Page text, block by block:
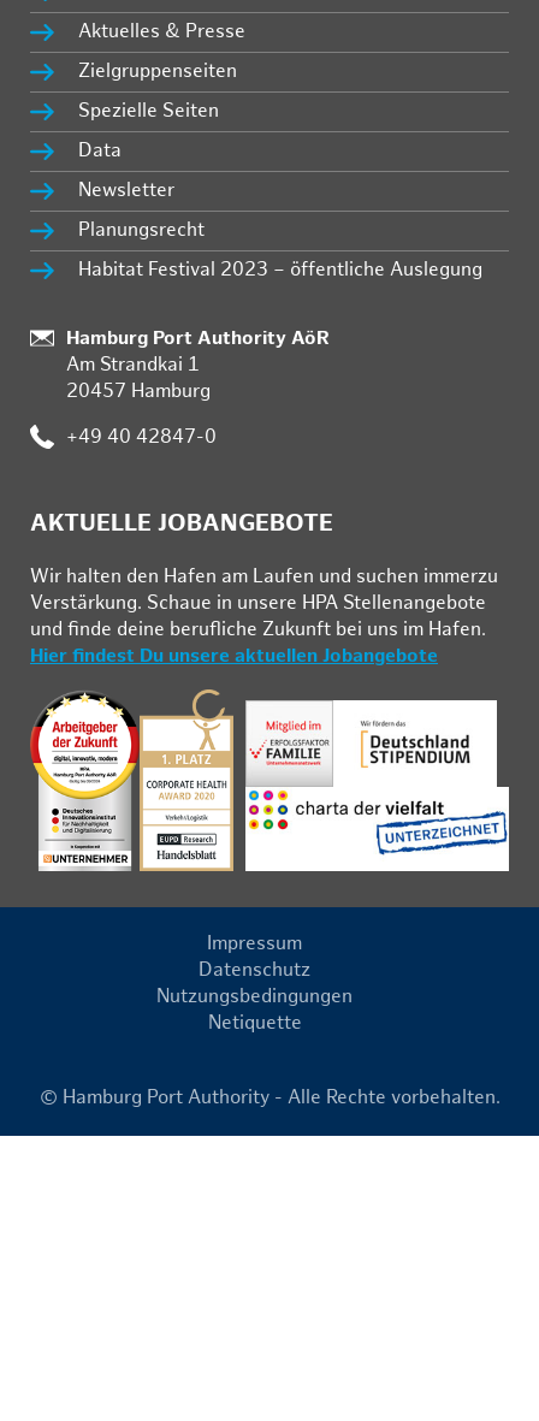
Aktuelles & Presse
Zielgruppenseiten
Spezielle Seiten
Data
Newsletter
Planungsrecht
Habitat Festival 2023 – öffentliche Auslegung
Standort:
Hamburg Port Authority AöR
Am Strandkai 1
20457 Hamburg
Telefon:
+49 40 42847-0
AKTUELLE JOBANGEBOTE
Wir hal­ten den Ha­fen am Lau­fen und su­chen im­mer­zu
Ver­stär­kung. Schau­e in un­se­re HPA Stel­len­an­ge­bo­te
und fin­de deine be­ruf­li­che Zu­kunft bei uns im Ha­fen.
Hier findest Du unsere aktuellen Jobangebote
Impressum
Datenschutz
Nutzungsbedingungen
Netiquette
© Hamburg Port Authority - Alle Rechte vorbehalten.